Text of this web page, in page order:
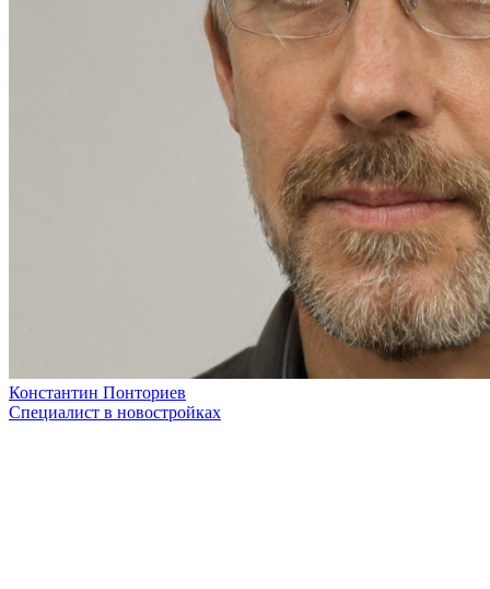
Константин Понториев
Специалист в новостройках